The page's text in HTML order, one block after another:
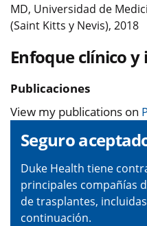
MD, Universidad de
(Saint Kitts y Nevis), 2018
Enfoque clínico
Publicaciones
View my publications on
Seguro
Duke Health tiene
principales compañías
de trasplantes,
continuación.